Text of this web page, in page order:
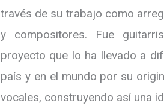
través de su trabajo como
y compositores. Fue
proyecto que lo ha llevado a
país y en el mundo por su
vocales, construyendo así una